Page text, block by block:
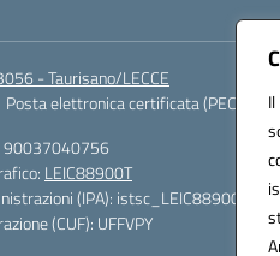
- Taurisano/LECCE
Posta elettronica certificata (PEC):
90037040756
LEIC88900T
(IPA): istsc_LEIC88900T
(CUF): UFFVPY